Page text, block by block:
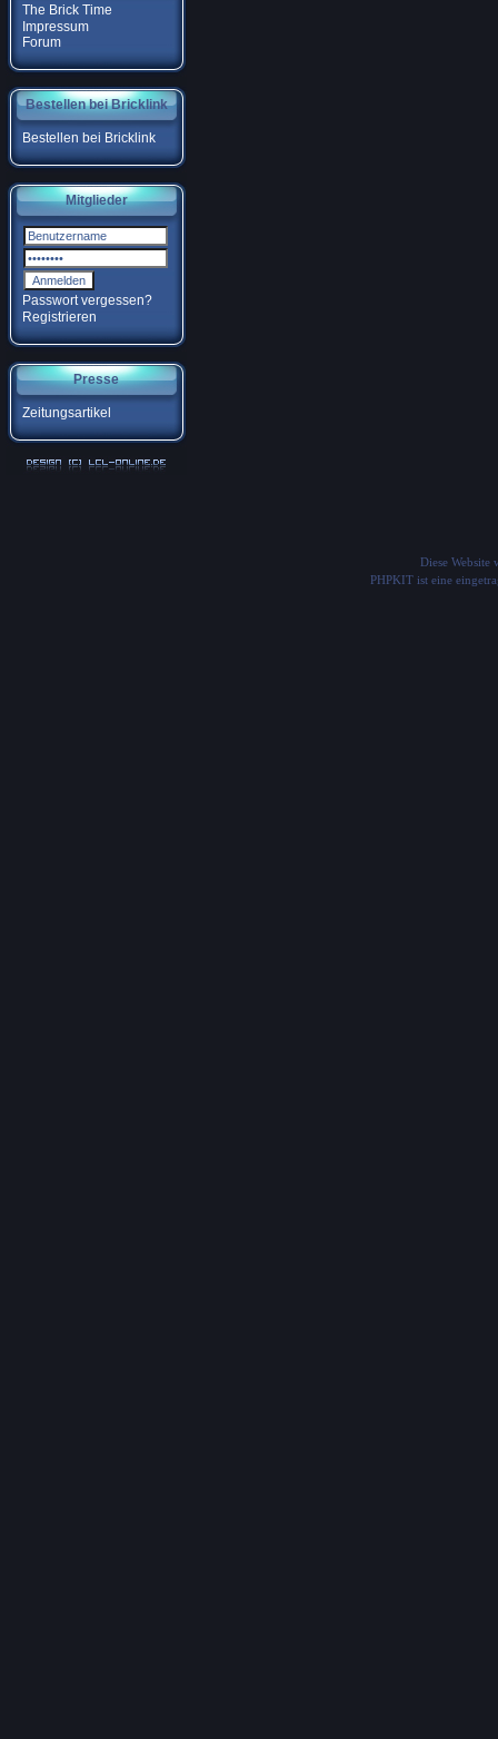
The Brick Time
Impressum
Forum
Bestellen bei Bricklink
Bestellen bei Bricklink
Mitglieder
Passwort vergessen?
Registrieren
Presse
Zeitungsartikel
Diese Website
PHPKIT ist eine